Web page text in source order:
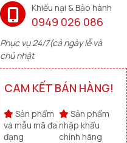
Khiếu nại & Bảo hành
0949 026 086
Phục vụ 24/7(cả ngày lễ và
chủ nhật
CAM KẾT BÁN HÀNG!
Sản phẩm
và mẫu mã đa
đạng
Sản phẩm
nhập khẩu
chính hãng